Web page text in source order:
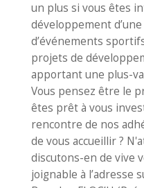
un plus si vous êtes
développement
d’événements
projets de
apportant une plus-
Vous pensez être le
êtes prêt à vous
rencontre de nos
de vous accueillir ?
discutons-en de vive
joignable à l’adresse